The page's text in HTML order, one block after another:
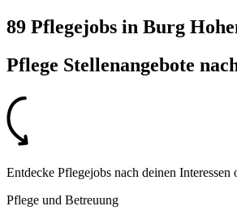
89 Pflegejobs in Burg
Pflege Stellenangebote
Entdecke Pflegejobs nach deinen
Pflege und Betreuung